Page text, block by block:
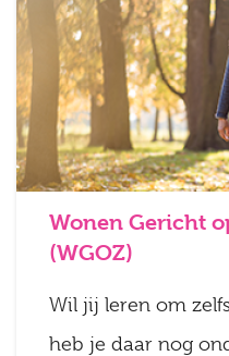
Wonen Gericht
(WGOZ)
Wil jij leren om
heb je daar nog